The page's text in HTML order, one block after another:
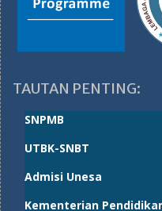
TAUTAN PENTING:
SNPMB
UTBK-SNBT
Admisi Unesa
Kementerian